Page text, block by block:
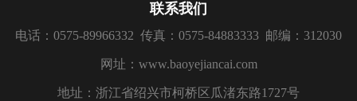
联系我们
电话：0575-89966332 传真：0575-84883333 邮编：312030
网址：www.baoyejiancai.com
地址：浙江省绍兴市柯桥区瓜渚东路1727号